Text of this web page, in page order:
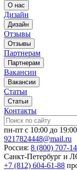
О нас
Дизайн
Дизайн
Отзывы
Отзывы
Партнерам
Партнерам
Вакансии
Вакансии
Статьи
Статьи
Контакты
пн-пт с 10:00 до 19:00
9217824448@mail.ru
Россия: 8 (800) 707-
Санкт-Петербург и
+7 (812) 604-61-88